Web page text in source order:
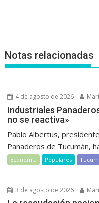
entradas
Notas relacionadas
4 de agosto de 2026
Industriales
no se reactiva»
Pablo Albertus,
Panaderos de Tucumán,
Economía Populares
3 de agosto de 2026